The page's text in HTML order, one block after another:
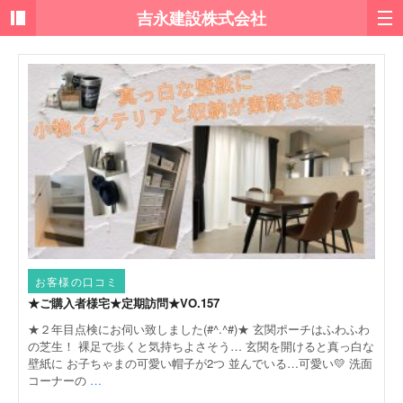
お客様の口コミ
★ご購入者様宅★定期訪問★VO.157
★２年目点検にお伺い致しました(#^.^#)★ 玄関ポーチはふわふわ
の芝生！ 裸足で歩くと気持ちよさそう… 玄関を開けると真っ白な
壁紙に お子ちゃまの可愛い帽子が2つ 並んでいる…可愛い💛 洗面
コーナーの …